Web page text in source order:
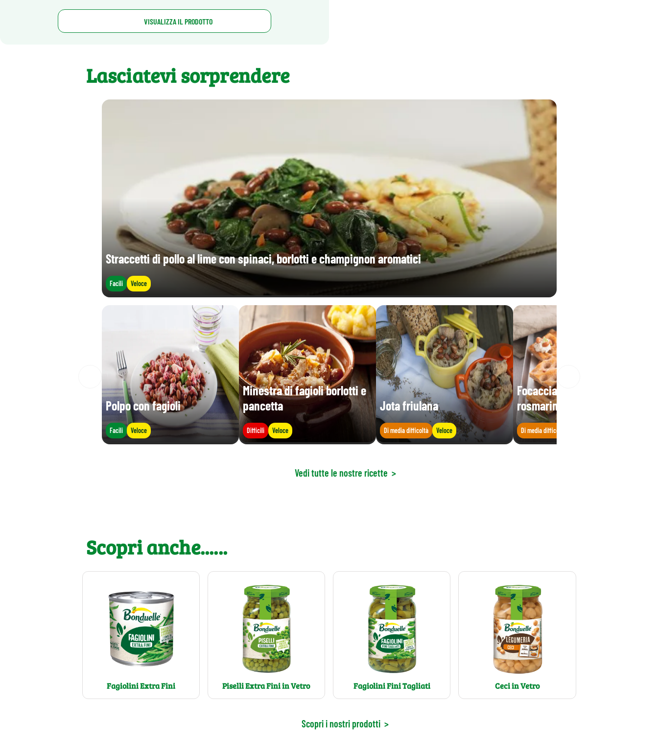
VISUALIZZA IL PRODOTTO
Lasciatevi sorprendere
Straccetti di pollo al lime con spinaci, borlotti e champignon aromatici
Facili Veloce
Polpo con fagioli
Facili Veloce
Minestra di fagioli borlotti e
pancetta
Difficili Veloce
Jota friulana
Di media difficoltà Veloce
Focaccia di borlotti al
rosmarino con burrata
Di media difficoltà
Vedi tutte le nostre ricette >
Scopri anche......
Fagiolini Extra Fini Piselli Extra Fini in Vetro Fagiolini Fini Tagliati Ceci in Vetro
Scopri i nostri prodotti >